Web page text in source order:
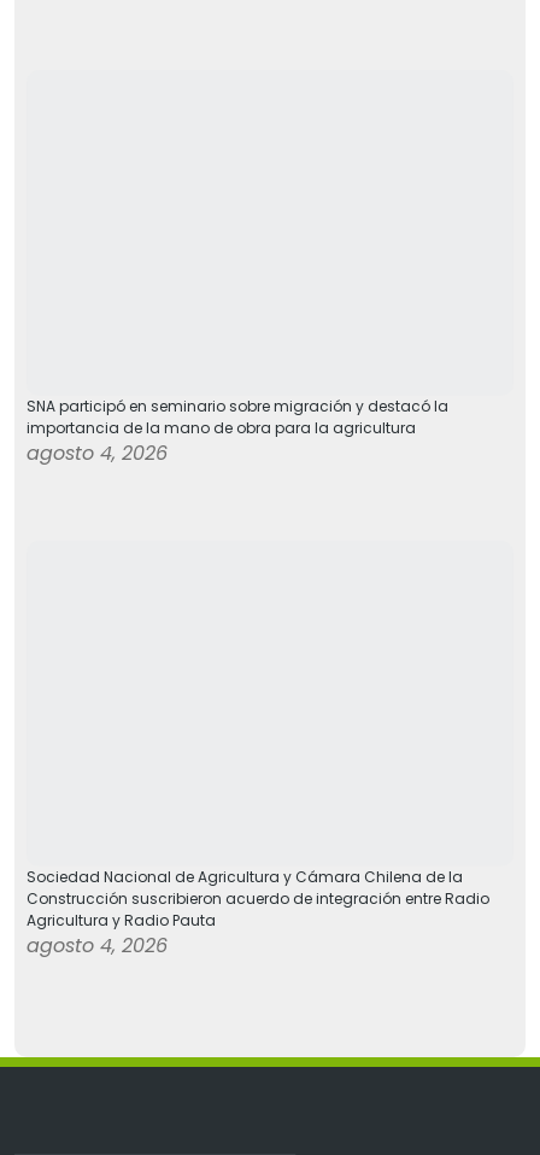
SNA participó en seminario sobre migración y destacó la
importancia de la mano de obra para la agricultura
agosto 4, 2026
Sociedad Nacional de Agricultura y Cámara Chilena de la
Construcción suscribieron acuerdo de integración entre Radio
Agricultura y Radio Pauta
agosto 4, 2026